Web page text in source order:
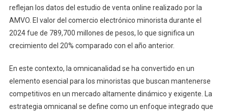
reflejan los datos del estudio de venta online realizado por la
AMVO. El valor del comercio electrónico minorista durante el
2024 fue de 789,700 millones de pesos, lo que significa un
crecimiento del 20% comparado con el año anterior.
En este contexto, la omnicanalidad se ha convertido en un
elemento esencial para los minoristas que buscan mantenerse
competitivos en un mercado altamente dinámico y exigente. La
estrategia omnicanal se define como un enfoque integrado que